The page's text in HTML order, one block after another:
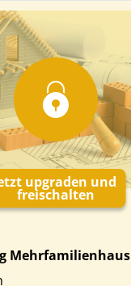
upgraden und
freischalten
Mehrfamilienhaus